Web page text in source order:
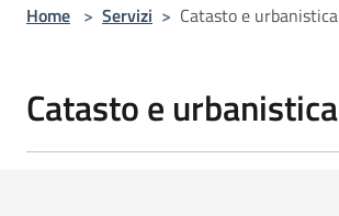
Home > Servizi > Catasto e urbanistica
Catasto e urbanistica